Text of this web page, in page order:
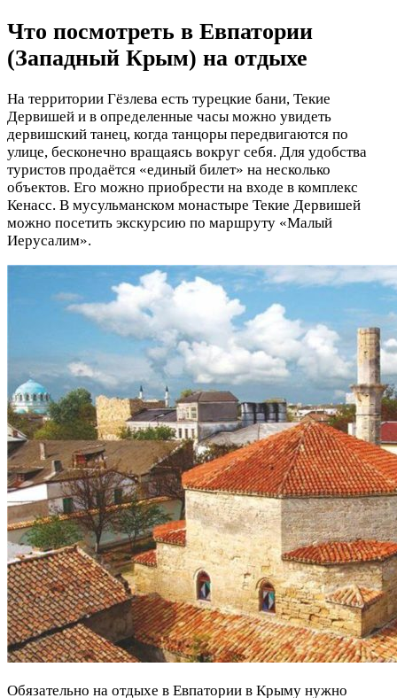
Что посмотреть в Евпатории
(Западный Крым) на отдыхе
На территории Гёзлева есть турецкие бани, Текие
Дервишей и в определенные часы можно увидеть
дервишский танец, когда танцоры передвигаются по
улице, бесконечно вращаясь вокруг себя. Для удобства
туристов продаётся «единый билет» на несколько
объектов. Его можно приобрести на входе в комплекс
Кенасс. В мусульманском монастыре Текие Дервишей
можно посетить экскурсию по маршруту «Малый
Иерусалим».
Обязательно на отдыхе в Евпатории в Крыму нужно